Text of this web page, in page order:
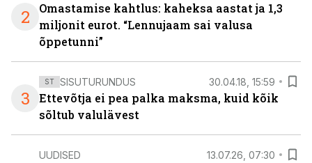
2
Omastamise kahtlus: kaheksa aastat ja 1,3
miljonit eurot. “Lennujaam sai valusa
õppetunni”
3
ST SISUTURUNDUS 30.04.18, 15:59
Ettevõtja ei pea palka maksma, kuid kõik
sõltub valulävest
UUDISED 13.07.26, 07:30